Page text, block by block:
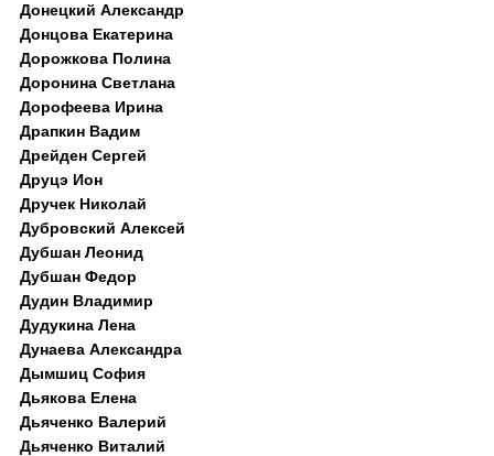
Донецкий Александр
Донцова Екатерина
Дорожкова Полина
Доронина Светлана
Дорофеева Ирина
Драпкин Вадим
Дрейден Сергей
Друцэ Ион
Дручек Николай
Дубровский Алексей
Дубшан Леонид
Дубшан Федор
Дудин Владимир
Дудукина Лена
Дунаева Александра
Дымшиц София
Дьякова Елена
Дьяченко Валерий
Дьяченко Виталий